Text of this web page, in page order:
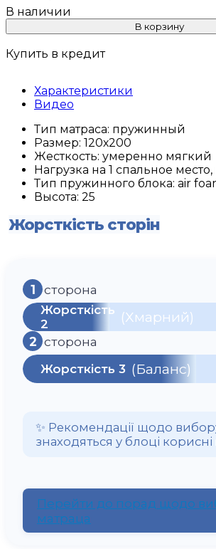
В корзину
Купить в кредит
Характеристики
Видео
Тип матраса: пружинный
Размер: 120х200
Жесткость: умеренно мягкий
Нагрузка на 1 спальное место,
Тип пружинного блока: air
Высота: 25
Жорсткість сторін
1 сторона
Жорсткість
2
(Хмарний)
2 сторона
Жорсткість 3 (Баланс)
✨ Рекомендації щодо
знаходяться у блоці
Перейти до порад щодо
матраца